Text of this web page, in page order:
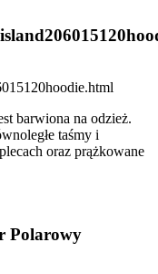
barwiona na odzież.
taśmy i
oraz prążkowane
Polarowy